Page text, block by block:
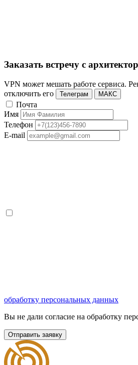
Заказать встречу с
VPN может мешать работе сервиса.
отключить его
Телеграм МАКС
Почта
Имя
Телефон
E-mail
обработку персональных данных
Вы не дали согласие на обработку
Отправить заявку